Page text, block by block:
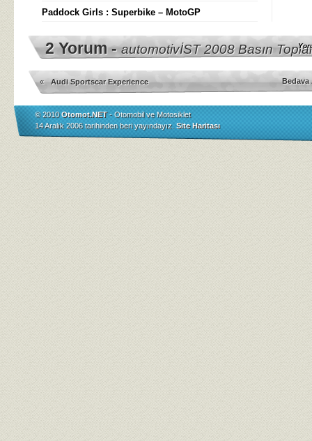
Paddock Girls : Superbike – MotoGP
2 Yorum -automotivİST 2008 Basın
« Audi Sportscar Experience Bedava
© 2010Otomot.NET- Otomobil ve Motosiklet
14 Aralık 2006 tarihinden beri yayındayız. Site Haritası